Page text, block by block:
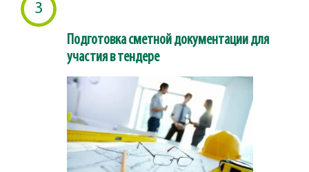
3
Подготовка сметной документации для
участия в тендере